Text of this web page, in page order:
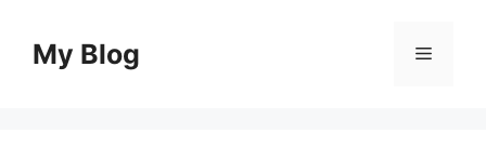
contentMy Blog Menu